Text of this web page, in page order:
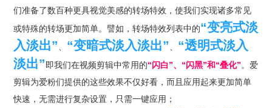
们准备了数百种更具视觉美感的转场特效，使我们实现诸多常见
或特殊的转场更加简单。譬如，转场特效列表中的“变亮式淡
入淡出”
“变暗式淡入淡出”
“透明式淡入
淡出” 即我们在视频剪辑中常用的“闪白”、“闪黑”和“叠化”。爱
剪辑为爱粉们提供的这些效果不仅好看，而且应用起来更加简单
快速，无需进行复杂设置，只需一键应用；